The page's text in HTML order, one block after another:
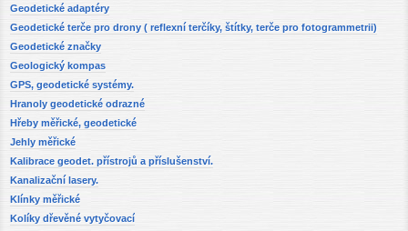
Geodetické adaptéry
Geodetické terče pro drony ( reflexní terčíky, štítky, terče pro fotogrammetrii)
Geodetické značky
Geologický kompas
GPS, geodetické systémy.
Hranoly geodetické odrazné
Hřeby měřické, geodetické
Jehly měřické
Kalibrace geodet. přístrojů a příslušenství.
Kanalizační lasery.
Klínky měřické
Kolíky dřevěné vytyčovací